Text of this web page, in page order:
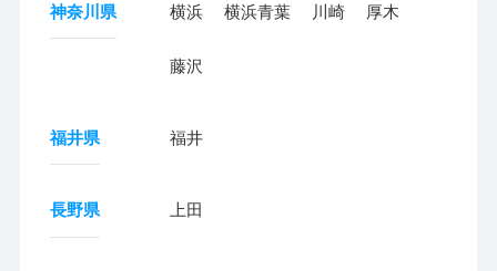
神奈川県 横浜 横浜青葉 川崎 厚木
藤沢
福井県 福井
長野県 上田